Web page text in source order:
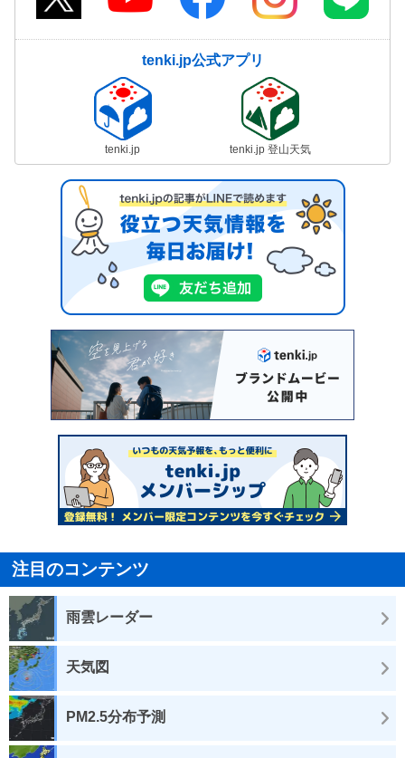
tenki.jp公式アプリ
tenki.jp tenki.jp 登山天気
注目のコンテンツ
雨雲レーダー
天気図
PM2.5分布予測